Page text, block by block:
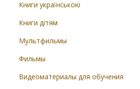
Книги українською
Книги дітям
Мультфильмы
Фильмы
Видеоматериалы для обучения